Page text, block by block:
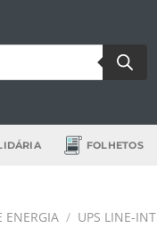
FOLHETOS
ENERGIA / UPS LINE-